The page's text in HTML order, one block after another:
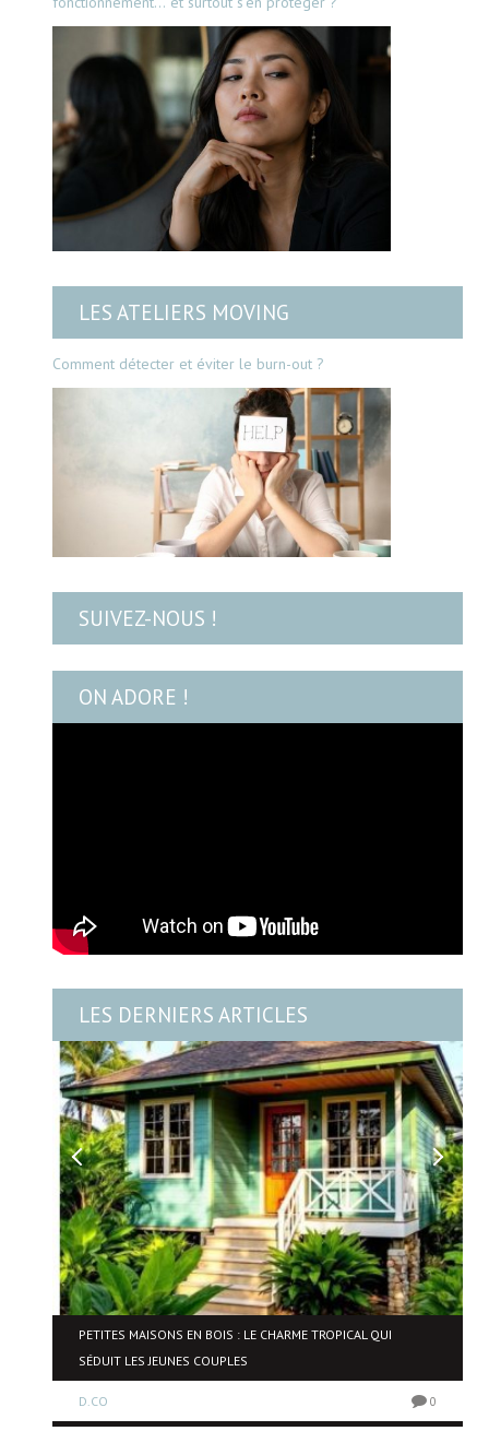
LES ATELIERS MOVING
Comment détecter et éviter le burn-out ?
SUIVEZ-NOUS !
ON ADORE !
LES DERNIERS ARTICLES
PETITES MAISONS EN BOIS : LE CHARME TROPICAL QUI
SÉDUIT LES JEUNES COUPLES
D.CO 0